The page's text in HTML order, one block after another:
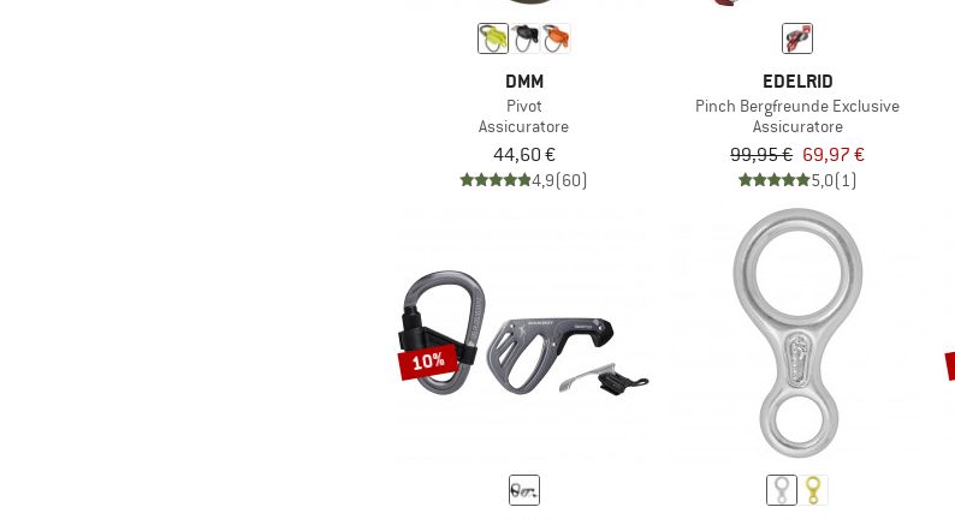
DMM
Pivot
Assicuratore
44,60 €
4,9(60)
EDELRID
Pinch Bergfreunde Exclusive
Assicuratore
99,95 € 69,97 €
5,0(1)
10%